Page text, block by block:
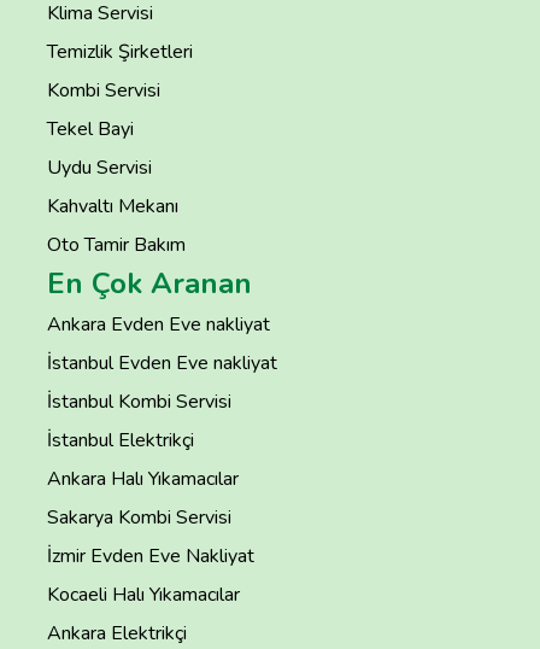
Klima Servisi
Temizlik Şirketleri
Kombi Servisi
Tekel Bayi
Uydu Servisi
Kahvaltı Mekanı
Oto Tamir Bakım
En Çok Aranan
Ankara Evden Eve nakliyat
İstanbul Evden Eve nakliyat
İstanbul Kombi Servisi
İstanbul Elektrikçi
Ankara Halı Yıkamacılar
Sakarya Kombi Servisi
İzmir Evden Eve Nakliyat
Kocaeli Halı Yıkamacılar
Ankara Elektrikçi